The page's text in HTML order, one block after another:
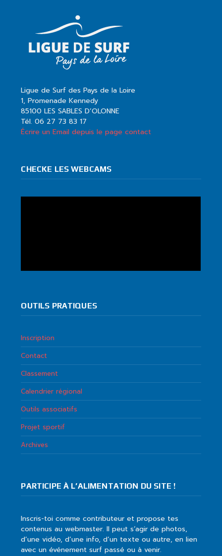
Ligue de Surf des Pays de la Loire
1, Promenade Kennedy
85100 LES SABLES D’OLONNE
Tél. 06 27 73 83 17
Écrire un Email depuis le page contact
CHECKE LES WEBCAMS
OUTILS PRATIQUES
Inscription
Contact
Classement
Calendrier régional
Outils associatifs
Projet sportif
Archives
PARTICIPE À L’ALIMENTATION DU SITE !
Inscris-toi comme contributeur et propose tes
contenus au webmaster. Il peut s’agir de photos,
d’une vidéo, d’une info, d’un texte ou autre, en lien
avec un événement surf passé ou à venir.